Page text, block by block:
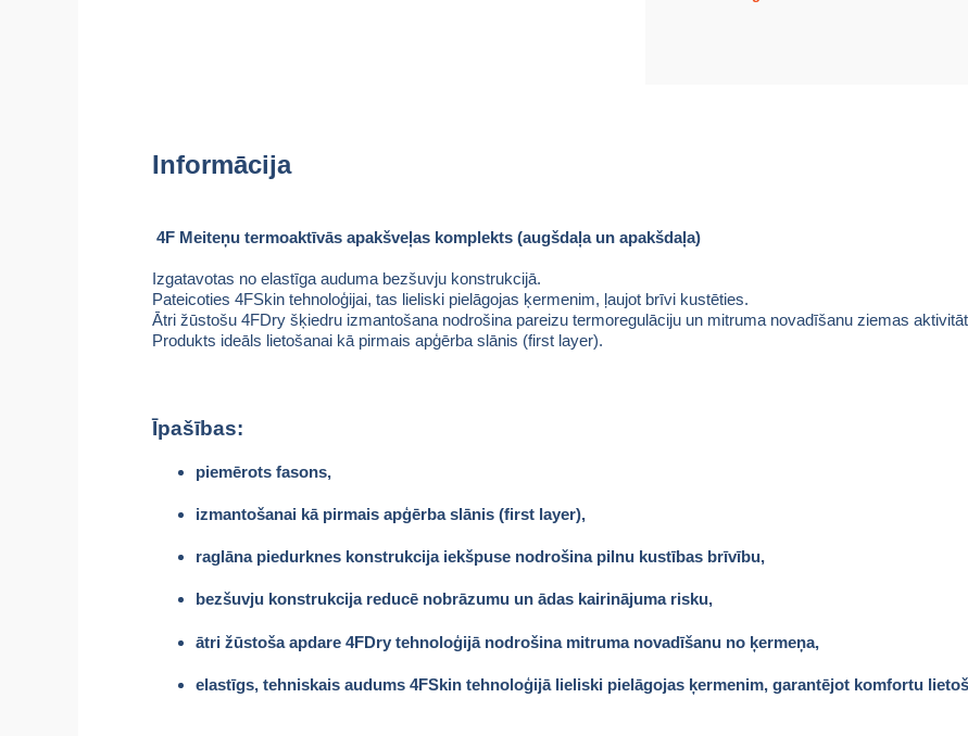
Informācija
4F Meiteņu termoaktīvās apakšveļas komplekts (augšdaļa un apakšdaļa)
Izgatavotas no elastīga auduma bezšuvju konstrukcijā.
Pateicoties 4FSkin tehnoloģijai, tas lieliski pielāgojas ķermenim, ļaujot brīvi kustēties.
Ātri žūstošu 4FDry šķiedru izmantošana nodrošina pareizu termoregulāciju un mitruma novadīšanu ziemas
Produkts ideāls lietošanai kā pirmais apģērba slānis (first layer).
Īpašības:
piemērots fasons,
izmantošanai kā pirmais apģērba slānis (first layer),
raglāna piedurknes konstrukcija iekšpuse nodrošina pilnu kustības brīvību,
bezšuvju konstrukcija reducē nobrāzumu un ādas kairinājuma risku,
ātri žūstoša apdare 4FDry tehnoloģijā nodrošina mitruma novadīšanu no ķermeņa,
elastīgs, tehniskais audums 4FSkin tehnoloģijā lieliski pielāgojas ķermenim, garantējot komfortu